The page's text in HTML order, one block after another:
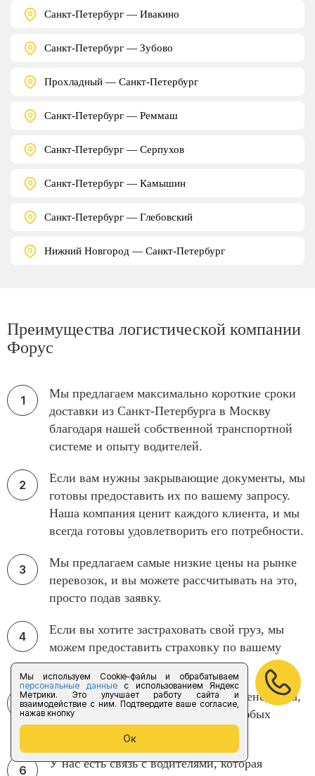
Мы используем Cookie-файлы и обрабатываем
персональные данныес использованием Яндекс
Метрики. Это улучшает работу сайта и
взаимодействие с ним. Подтвердите ваше согласие,
нажав кнопку
Ок
Санкт-Петербург — Ивакино
Санкт-Петербург — Зубово
Прохладный — Санкт-Петербург
Санкт-Петербург — Реммаш
Санкт-Петербург — Серпухов
Санкт-Петербург — Камышин
Санкт-Петербург — Глебовский
Нижний Новгород — Санкт-Петербург
Преимущества логистической компании
Форус
Мы предлагаем максимально короткие сроки
доставки из Санкт-Петербурга в Москву
благодаря нашей собственной транспортной
системе и опыту водителей.
Если вам нужны закрывающие документы, мы
готовы предоставить их по вашему запросу.
Наша компания ценит каждого клиента, и мы
всегда готовы удовлетворить его потребности.
Мы предлагаем самые низкие цены на рынке
перевозок, и вы можете рассчитывать на это,
просто подав заявку.
Если вы хотите застраховать свой груз, мы
можем предоставить страховку по вашему
запросу.
Мы также предоставляем личного менеджера,
который поможет вам в решении любых
вопросов во время перевозки.
У нас есть связь с водителями, которая